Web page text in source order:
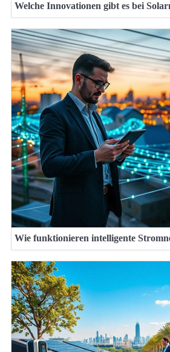
Welche Innovationen gibt es bei
Wie funktionieren intelligente